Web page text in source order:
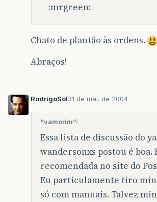
:mrgreen:
Chato de plantão às ordens.
Abraços!
RodrigoSol31 de mai. de 2004
“vamorim”:
Essa lista de discussão do
wandersonxs postou é boa.
recomendada no site do
Eu particulamente tiro
só com manuais. Talvez